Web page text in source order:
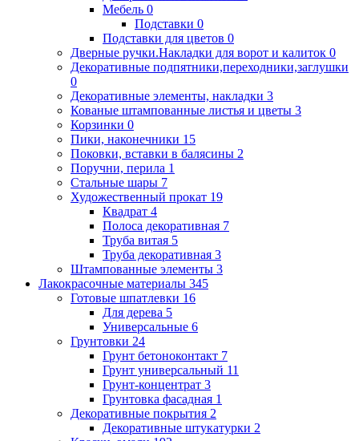
Мебель 0
Подставки 0
Подставки для цветов 0
Дверные ручки.Накладки для ворот и калиток 0
Декоративные подпятники,переходники,заглушки
0
Декоративные элементы, накладки 3
Кованые штампованные листья и цветы 3
Корзинки 0
Пики, наконечники 15
Поковки, вставки в балясины 2
Поручни, перила 1
Стальные шары 7
Художественный прокат 19
Квадрат 4
Полоса декоративная 7
Труба витая 5
Труба декоративная 3
Штампованные элементы 3
Лакокрасочные материалы 345
Готовые шпатлевки 16
Для дерева 5
Универсальные 6
Грунтовки 24
Грунт бетоноконтакт 7
Грунт универсальный 11
Грунт-концентрат 3
Грунтовка фасадная 1
Декоративные покрытия 2
Декоративные штукатурки 2